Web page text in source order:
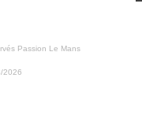
Passion Le Mans
2026